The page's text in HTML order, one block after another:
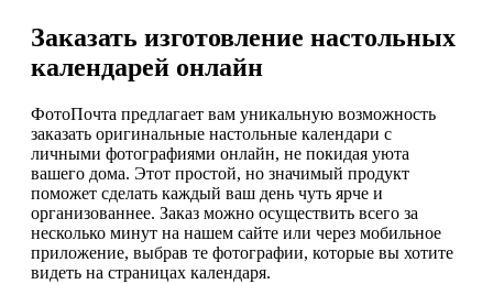
Заказать изготовление настольных
календарей онлайн
ФотоПочта предлагает вам уникальную возможность
заказать оригинальные настольные календари с
личными фотографиями онлайн, не покидая уюта
вашего дома. Этот простой, но значимый продукт
поможет сделать каждый ваш день чуть ярче и
организованнее. Заказ можно осуществить всего за
несколько минут на нашем сайте или через мобильное
приложение, выбрав те фотографии, которые вы хотите
видеть на страницах календаря.